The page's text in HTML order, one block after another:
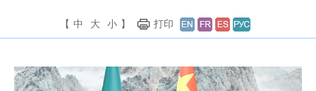
【 中 大 小 】 打印